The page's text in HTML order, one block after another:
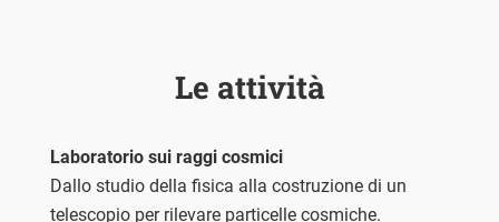
Le attività
Laboratorio sui raggi cosmici
Dallo studio della fisica alla costruzione di un
telescopio per rilevare particelle cosmiche.